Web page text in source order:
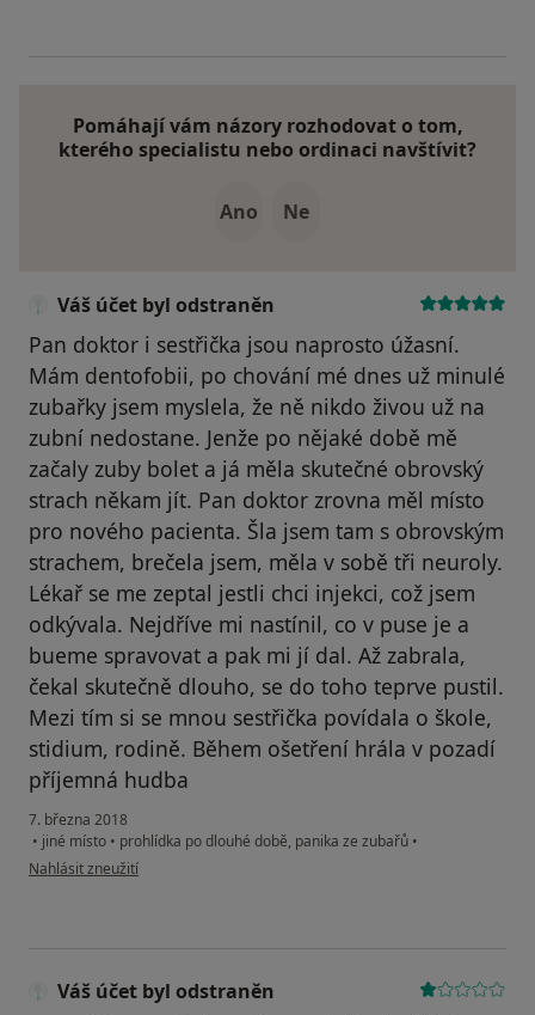
Pomáhají vám názory rozhodovat o tom,
kterého specialistu nebo ordinaci navštívit?
Ano Ne
Váš účet byl odstraněn
Pan doktor i sestřička jsou naprosto úžasní.
Mám dentofobii, po chování mé dnes už minulé
zubařky jsem myslela, že ně nikdo živou už na
zubní nedostane. Jenže po nějaké době mě
začaly zuby bolet a já měla skutečné obrovský
strach někam jít. Pan doktor zrovna měl místo
pro nového pacienta. Šla jsem tam s obrovským
strachem, brečela jsem, měla v sobě tři neuroly.
Lékař se me zeptal jestli chci injekci, což jsem
odkývala. Nejdříve mi nastínil, co v puse je a
bueme spravovat a pak mi jí dal. Až zabrala,
čekal skutečně dlouho, se do toho teprve pustil.
Mezi tím si se mnou sestřička povídala o škole,
stidium, rodině. Během ošetření hrála v pozadí
příjemná hudba
7. března 2018
• jiné místo • prohlídka po dlouhé době, panika ze zubařů •
podle názoru uživatele Váš účet byl odstraněn
Nahlásit zneužití
Váš účet byl odstraněn